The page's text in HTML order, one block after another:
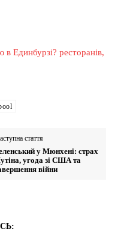
в Единбурзі? ресторанів,
стаття
у Мюнхені: страх
угода зі США та
війни